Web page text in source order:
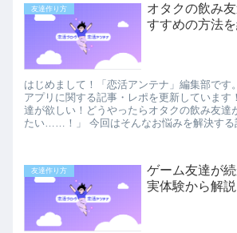
友達作り方
オタクの飲み
すすめの方法を
はじめまして！「恋活アンテナ」編集部です
アプリに関する記事・レポを更新しています
達が欲しい！どうやったらオタクの飲み友達
たい……！」 今回はそんなお悩みを解決する
友達作り方
ゲーム友達が
実体験から解説